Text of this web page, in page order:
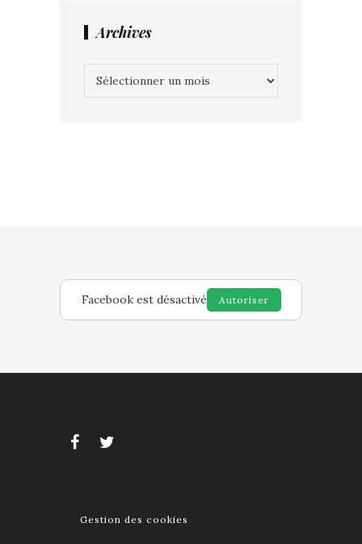
Archives
Facebook est désactivé Autoriser
Gestion des cookies